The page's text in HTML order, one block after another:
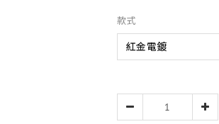
款式